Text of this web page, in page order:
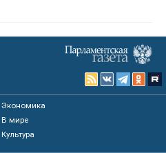
Экономика
В мире
Культура